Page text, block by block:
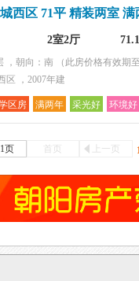
西区 71平 精装两室
2室2厅
，朝向：南
（此房价格有效期
区 ，2007年建
区房 满两年 采光好 环境好
页 首页 上一页